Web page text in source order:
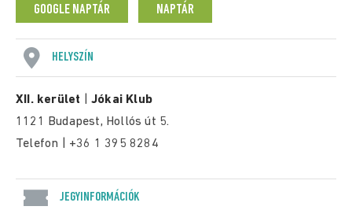
GOOGLE NAPTÁR NAPTÁR
HELYSZÍN
XII. kerület |Jókai Klub
1121 Budapest, Hollós út 5.
Telefon | +36 1 395 8284
JEGYINFORMÁCIÓK